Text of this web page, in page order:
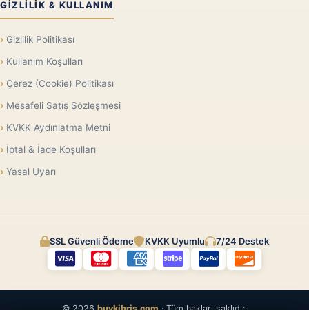
GIZLILIK & KULLANIM
Gizlilik Politikası
Kullanım Koşulları
Çerez (Cookie) Politikası
Mesafeli Satış Sözleşmesi
KVKK Aydınlatma Metni
İptal & İade Koşulları
Yasal Uyarı
SSL Güvenli Ödeme KVKK Uyumlu 7/24 Destek